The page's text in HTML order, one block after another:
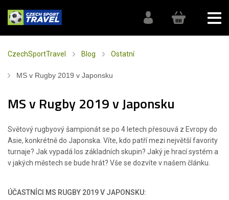
CzechSportTravel Blog Ostatní
MS v Rugby 2019 v Japonsku
MS v Rugby 2019 v Japonsku
Světový rugbyový šampionát se po 4 letech přesouvá z Evropy do
Asie, konkrétně do Japonska. Víte, kdo patří mezi největší favority
turnaje? Jak vypadá los základních skupin? Jaký je hrací systém a
v jakých městech se bude hrát? Vše se dozvíte v našem článku.
ÚČASTNÍCI MS RUGBY 2019 V JAPONSKU: